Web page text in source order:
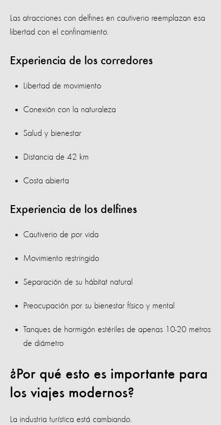
Las atracciones con delfines en cautiverio reemplazan esa
libertad con el confinamiento.
Experiencia de los corredores
Libertad de movimiento
Conexión con la naturaleza
Salud y bienestar
Distancia de 42 km
Costa abierta
Experiencia de los delfines
Cautiverio de por vida
Movimiento restringido
Separación de su hábitat natural
Preocupación por su bienestar físico y mental
Tanques de hormigón estériles de apenas 10-20 metros
de diámetro
¿Por qué esto es importante para
los viajes modernos?
La industria turística está cambiando.